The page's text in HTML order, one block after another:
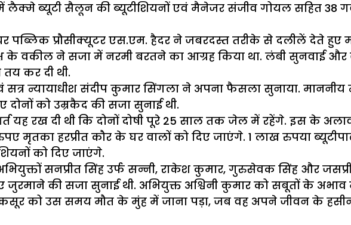
लैक्मे ब्यूटी सैलून की ब्यूटीशियनों एवं मैनेजर संजीव गोयल सहित 38
पब्लिक प्रौसीक्यूटर एस.एम. हैदर ने जबरदस्त तरीके से दलीलें देते
के वकील ने सजा में नरमी बरतने का आग्रह किया था. लंबी सुनवाई और
तय कर दी थी.
सत्र न्यायाधीश संदीप कुमार सिंगला ने अपना फैसला सुनाया.
को उम्रकैद की सजा सुनाई थी.
यह रख दी थी कि दोनों दोषी पूरे 25 साल तक जेल में रहेंगे. इस के
मृतका हरप्रीत कौर के घर वालों को दिए जाएंगे. 1 लाख रुपया
को दिए जाएंगे.
सनप्रीत सिंह उर्फ सन्नी, राकेश कुमार, गुरुसेवक सिंह और
की सजा सुनाई थी. अभियुक्त अश्विनी कुमार को सबूतों के अभाव
को उस समय मौत के मुंह में जाना पड़ा, जब वह अपने जीवन के हसीन